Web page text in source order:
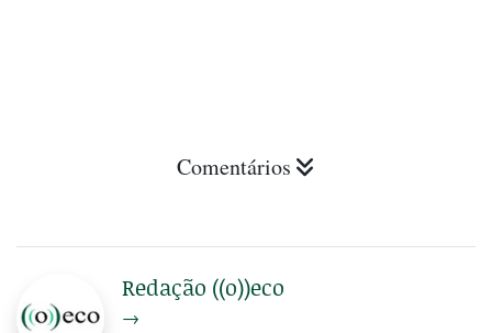
Comentários
Redação ((o))eco
→